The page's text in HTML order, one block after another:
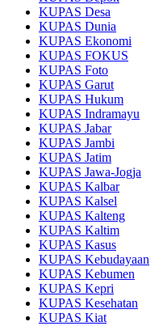
KUPAS Desa
KUPAS Dunia
KUPAS Ekonomi
KUPAS FOKUS
KUPAS Foto
KUPAS Garut
KUPAS Hukum
KUPAS Indramayu
KUPAS Jabar
KUPAS Jambi
KUPAS Jatim
KUPAS Jawa-Jogja
KUPAS Kalbar
KUPAS Kalsel
KUPAS Kalteng
KUPAS Kaltim
KUPAS Kasus
KUPAS Kebudayaan
KUPAS Kebumen
KUPAS Kepri
KUPAS Kesehatan
KUPAS Kiat